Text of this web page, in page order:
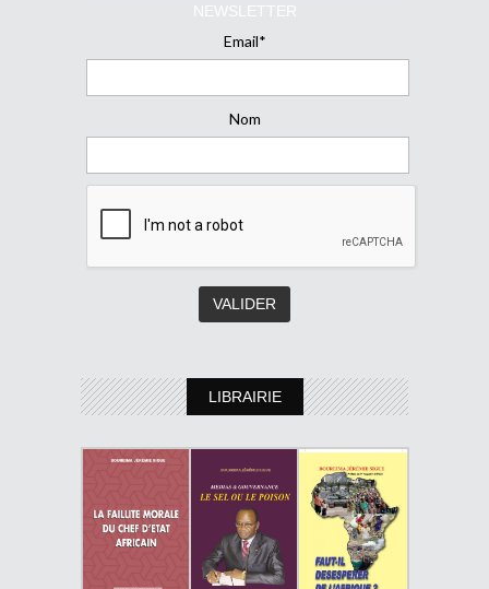
NEWSLETTER
Email*
Nom
LIBRAIRIE